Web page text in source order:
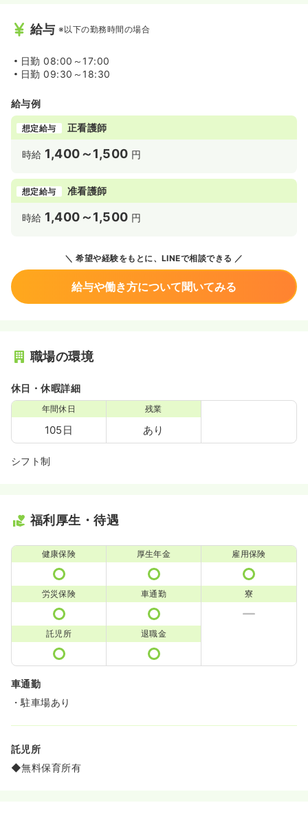
給与 ※以下の勤務時間の場合
日勤 08:00～17:00
日勤 09:30～18:30
給与例
想定給与 正看護師
時給 1,400～1,500 円
想定給与 准看護師
時給 1,400～1,500 円
希望や経験をもとに、LINEで相談できる
給与や働き方について聞いてみる
職場の環境
休日・休暇詳細
年間休日
105日
残業
あり
シフト制
福利厚生・待遇
健康保険 厚生年金 雇用保険
労災保険 車通勤 寮
託児所 退職金
車通勤
・駐車場あり
託児所
◆無料保育所有